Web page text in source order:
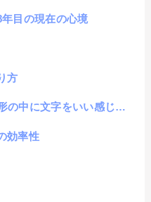
目の現在の心境
方
字をいい感じに表示する方法
効率性